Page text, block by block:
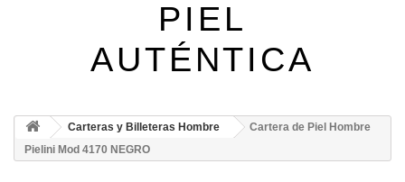
PIEL
AUTÉNTICA
Carteras y Billeteras Hombre
Cartera de Piel Hombre
Pielini Mod 4170 NEGRO